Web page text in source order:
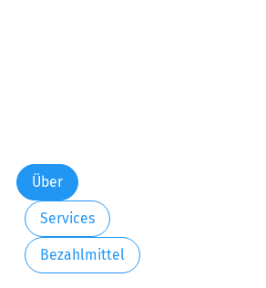
Über
Services
Bezahlmittel